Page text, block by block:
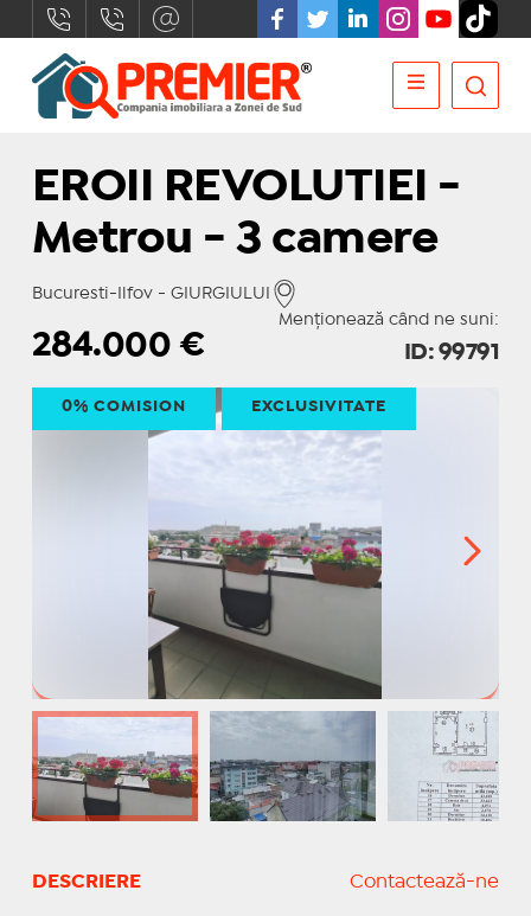
EROII REVOLUTIEI -
Metrou - 3 camere
Bucuresti-Ilfov - GIURGIULUI
Menționează când ne suni:
284.000 € ID: 99791
0% COMISION EXCLUSIVITATE
DESCRIERE Contactează-ne